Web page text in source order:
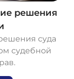
решения
суда
судебной